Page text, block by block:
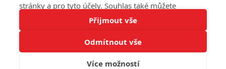
Tato stránka používá soubory cookies.
Rozumím
© 2016 – 2026 FandimeSerialum.cz / All rights reserved /
Koncal studio s.r.o., IČO: 03604071, Lýskova 2073/57, Stodůlky, 155
stránky a pro tyto účely. Souhlas také můžete
odmítnout, ale v takovém případě vám na stránce
nebudou k dispozici některé personalizované funkce.
Vaše volby souhlasu se budou vztahovat pouze na
tuto webovou stránku. Vaše nastavení a odvolání
souhlasu můžete kdykoli změnit na stránce s
Přijmout vše
Odmítnout vše
Více možností